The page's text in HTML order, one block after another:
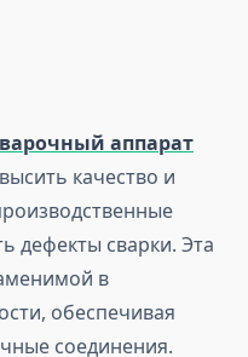
аппарат
качество и
дефекты сварки. Эта
в
обеспечивая
соединения.